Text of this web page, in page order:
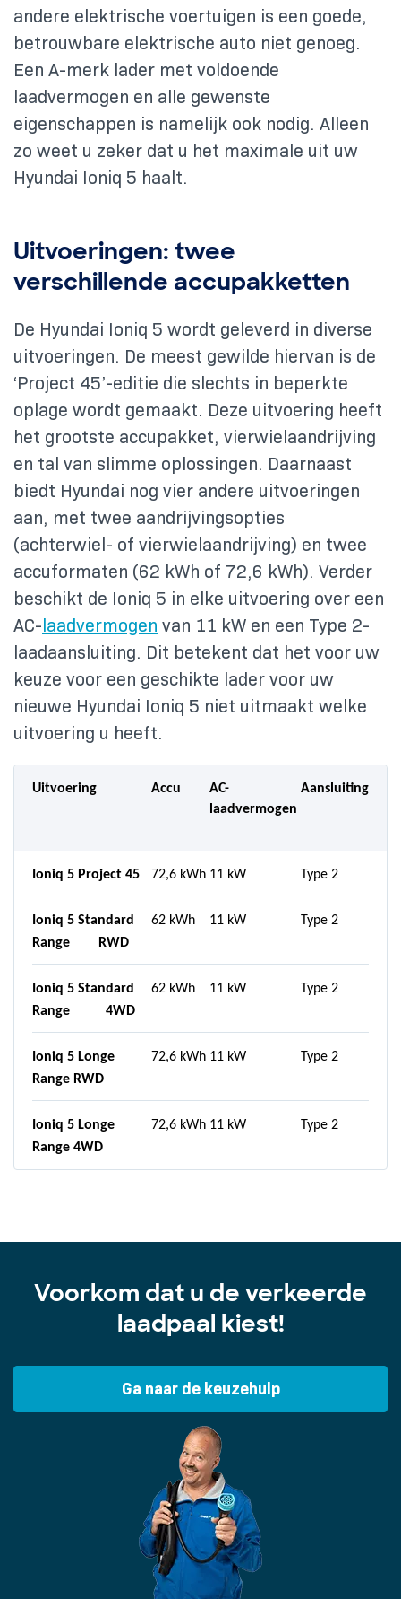
andere elektrische voertuigen is een goede,
betrouwbare elektrische auto niet genoeg.
Een A-merk lader met voldoende
laadvermogen en alle gewenste
eigenschappen is namelijk ook nodig. Alleen
zo weet u zeker dat u het maximale uit uw
Hyundai Ioniq 5 haalt.
Uitvoeringen: twee
verschillende accupakketten
De Hyundai Ioniq 5 wordt geleverd in diverse
uitvoeringen. De meest gewilde hiervan is de
‘Project 45’-editie die slechts in beperkte
oplage wordt gemaakt. Deze uitvoering heeft
het grootste accupakket, vierwielaandrijving
en tal van slimme oplossingen. Daarnaast
biedt Hyundai nog vier andere uitvoeringen
aan, met twee aandrijvingsopties
(achterwiel- of vierwielaandrijving) en twee
accuformaten (62 kWh of 72,6 kWh). Verder
beschikt de Ioniq 5 in elke uitvoering over een
AC-laadvermogen van 11 kW en een Type 2-
laadaansluiting. Dit betekent dat het voor uw
keuze voor een geschikte lader voor uw
nieuwe Hyundai Ioniq 5 niet uitmaakt welke
uitvoering u heeft.
Uitvoering Accu
AC-
laadvermogen
Aansluiting
Ioniq 5 Project 45 72,6 kWh 11 kW Type 2
Ioniq 5 Standard
Range RWD
62 kWh 11 kW Type 2
Ioniq 5 Standard
Range 4WD
62 kWh 11 kW Type 2
Ioniq 5 Longe
Range RWD
72,6 kWh 11 kW Type 2
Ioniq 5 Longe
Range 4WD
72,6 kWh 11 kW Type 2
Voorkom dat u de verkeerde
laadpaal kiest!
Ga naar de keuzehulp